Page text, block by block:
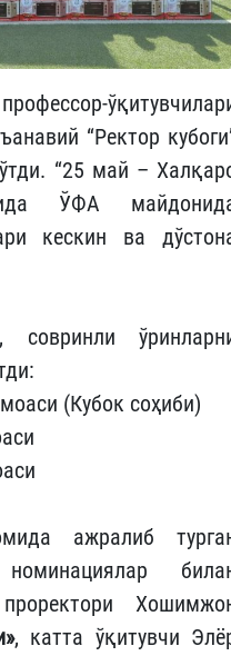
“Ректор
“25 май –
ЎФА
кескин ва
совринли
(Кубок соҳиби)
ажралиб
, катта ўқитувчи